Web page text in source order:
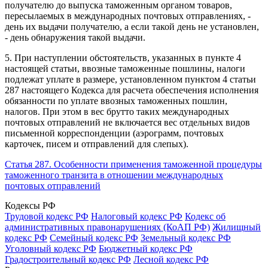
получателю до выпуска таможенным органом товаров,
пересылаемых в международных почтовых отправлениях, -
день их выдачи получателю, а если такой день не установлен,
- день обнаружения такой выдачи.
5. При наступлении обстоятельств, указанных в пункте 4
настоящей статьи, ввозные таможенные пошлины, налоги
подлежат уплате в размере, установленном пунктом 4 статьи
287 настоящего Кодекса для расчета обеспечения исполнения
обязанности по уплате ввозных таможенных пошлин,
налогов. При этом в вес брутто таких международных
почтовых отправлений не включается вес отдельных видов
письменной корреспонденции (аэрограмм, почтовых
карточек, писем и отправлений для слепых).
Статья 287. Особенности применения таможенной процедуры
таможенного транзита в отношении международных
почтовых отправлений
Кодексы РФ
Трудовой кодекс РФ Налоговый кодекс РФ Кодекс об
административных правонарушениях (КоАП РФ) Жилищный
кодекс РФ Семейный кодекс РФ Земельный кодекс РФ
Уголовный кодекс РФ Бюджетный кодекс РФ
Градостроительный кодекс РФ Лесной кодекс РФ